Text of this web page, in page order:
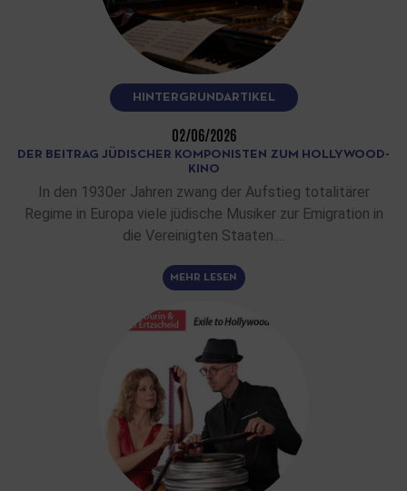
HINTERGRUNDARTIKEL
02/06/2026
DER BEITRAG JÜDISCHER KOMPONISTEN ZUM HOLLYWOOD-
KINO
In den 1930er Jahren zwang der Aufstieg totalitärer
Regime in Europa viele jüdische Musiker zur Emigration in
die Vereinigten Staaten.…
MEHR LESEN